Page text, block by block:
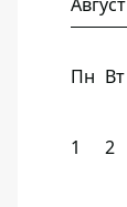
Пн Вт
1 2